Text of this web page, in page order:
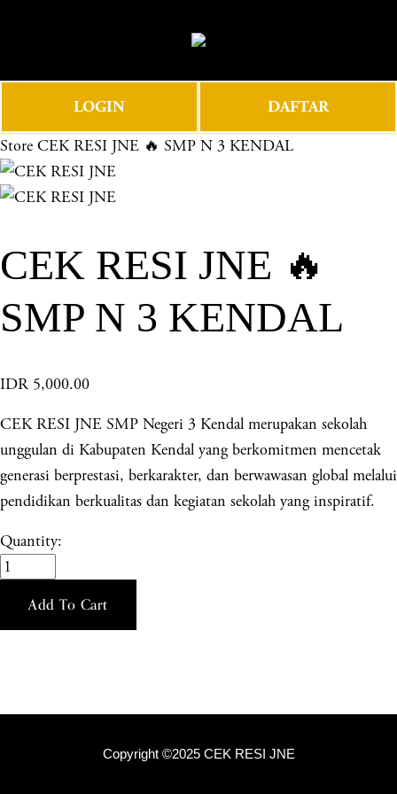
e
e
n
u
LOGIN DAFTAR
Store CEK RESI JNE 🔥 SMP N 3 KENDAL
CEK RESI JNE 🔥
SMP N 3 KENDAL
IDR 5,000.00
CEK RESI JNE SMP Negeri 3 Kendal merupakan sekolah
unggulan di Kabupaten Kendal yang berkomitmen mencetak
generasi berprestasi, berkarakter, dan berwawasan global melalui
pendidikan berkualitas dan kegiatan sekolah yang inspiratif.
Quantity:
Add To Cart
Copyright ©2025 CEK RESI JNE